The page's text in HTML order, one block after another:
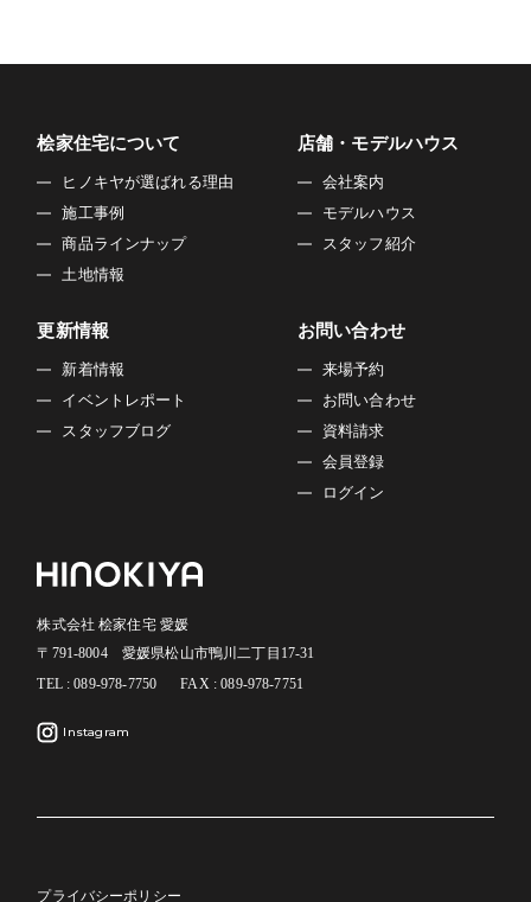
5）その他正当な理由のある場合
るとともに、外部への漏洩を防止します。
■個人情報の変更・取り消し
お客様にご提供いただきました個人情報について、訂正・
ることが確認できた場合に限り、合理的な範囲で速やかに
対応いたします。
■プライバシーポリシーの適用範囲
本プライバシーポリシーの適用範囲は、当サイト内としま
リンク先の第三者のサイトにおける個人情報等の保護につ
に関する規約等をご確認下さい。
〒791-8004 愛媛県松山市鴨川二丁目17-31
桧家住宅について
ヒノキヤが選ばれる理由
施工事例
商品ラインナップ
土地情報
店舗・モデルハウス
会社案内
モデルハウス
スタッフ紹介
更新情報
新着情報
イベントレポート
スタッフブログ
お問い合わせ
来場予約
お問い合わせ
資料請求
会員登録
ログイン
株式会社 桧家住宅 愛媛
〒791-8004 愛媛県松山市鴨川二丁目17-31
TEL : 089-978-7750
FAX : 089-978-7751
Instagram
プライバシーポリシー